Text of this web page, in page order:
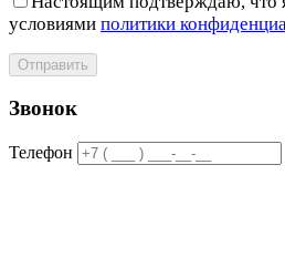
условиями политики
Отправить
Звонок
Телефон